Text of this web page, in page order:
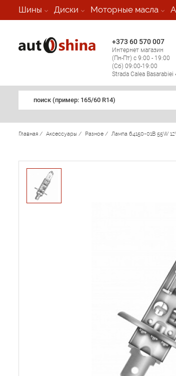
Шины Диски Моторные масла
+373 60 570 007
Интернет магазин
(Пн-Пт) с 9:00 - 19:00
(Сб) 09:00-19:00
Strada Calea Basarabiei
поиск (примеp: 165/60 R14)
Главная / Аксессуары / Разное / Лампа 64150-01B 55W